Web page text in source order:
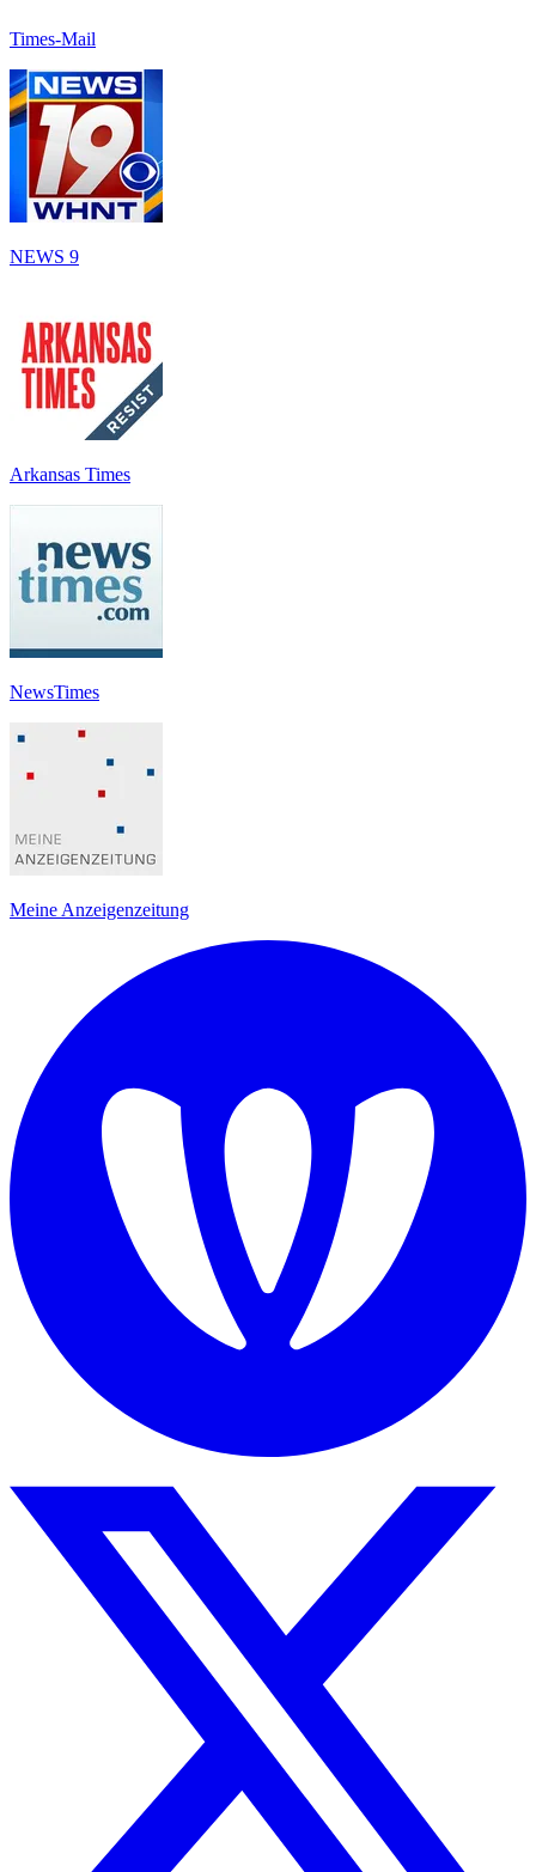
Times-Mail
NEWS 9
Arkansas Times
NewsTimes
Meine Anzeigenzeitung